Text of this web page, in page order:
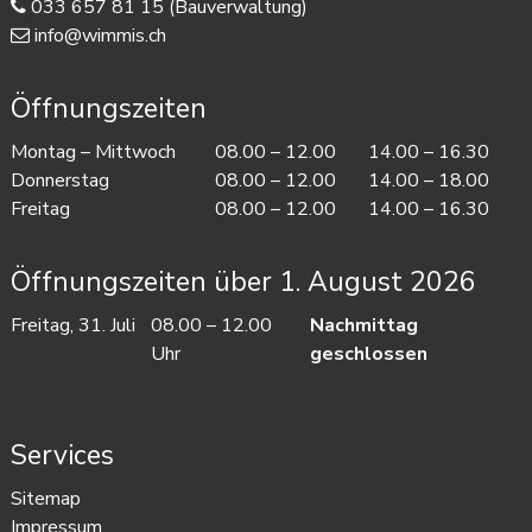
033 657 81 15 (Bauverwaltung)
info@wimmis.ch
Öffnungszeiten
Montag – Mittwoch 08.00 – 12.00
14.00 – 16.30
Donnerstag 08.00 – 12.00
14.00 – 18.00
Freitag 08.00 – 12.00 14.00 – 16.30
Öffnungszeiten über 1. August 2026
Freitag, 31. Juli
08.00 – 12.00
Uhr
Nachmittag
geschlossen
Services
Sitemap